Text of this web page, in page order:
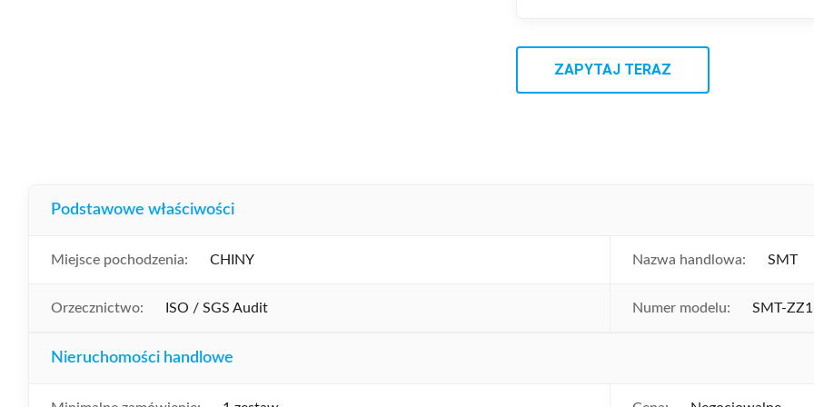
ZAPYTAJ TERAZ
Podstawowe właściwości
Miejsce pochodzenia: CHINY Nazwa handlowa: SMT
Orzecznictwo: ISO / SGS Audit Numer modelu: SMT-
Nieruchomości handlowe